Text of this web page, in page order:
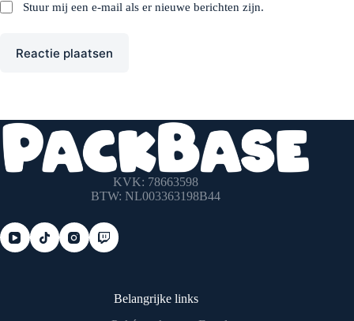
Stuur mij een e-mail als er nieuwe berichten zijn.
Reactie plaatsen
KVK: 78663598
BTW: NL003363198B44
Belangrijke links